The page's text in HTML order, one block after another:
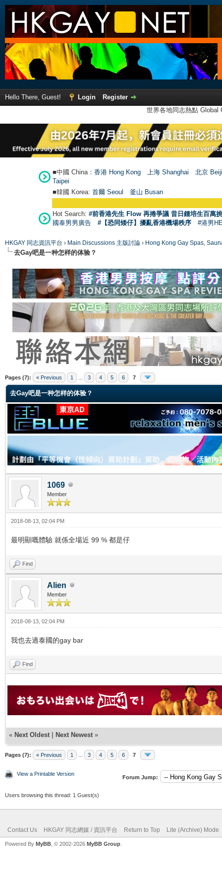
Hello There, Guest! Login
Register
世界各地同志熱點
■中國 China： 香港 Hong Kong 上海 Shanghai
北京
Taipei
■韓國 Korea: 首爾 Seoul 釜山 Busan
Hot Search: #前香港先生 Flow 再捲爭議 昔日鍾培生百萬
國泰男男廣告
#【恐同矮仔】擾亂香港機場秩序 #港男
HKGAY 同志資訊平台 › Main Discussions 主版討論 › Hong Kong Gay Spas,
去Gay吧是一种怎样的体验？
Pages (7): « Previous 1 3 4 5 6 7
去Gay吧是一种怎样的体验？
1069
Member
2018-08-13, 02:04 PM
最明顯嘅體驗 就係全場近 99 % 都是仔
Find
Alien
Member
2018-08-13, 02:04 PM
我也去過泰國的gay bar
Find
« Next Oldest | Next Newest »
Pages (7): « Previous 1 3 4 5 6 7
View a Printable Version
Forum Jump:
Users browsing this thread: 1 Guest(s)
Contact Us HKGAY 同志網媒 / 資訊平台 Return to Top Lite (Archive) Mode
Powered By MyBB , © 2002-2026 MyBB Group